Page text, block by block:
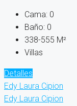
Cama: 0
Baño: 0
338-555 M²
Villas
Detalles
Edy Laura Cipion
Edy Laura Cipion